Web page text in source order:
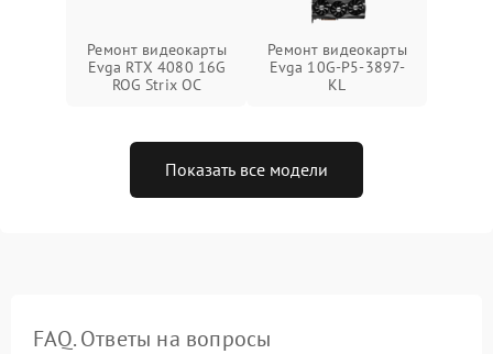
Ремонт видеокарты
Evga RTX 4080 16G
ROG Strix OC
Ремонт видеокарты
Evga 10G-P5-3897-
KL
Показать все модели
FAQ. Ответы на вопросы